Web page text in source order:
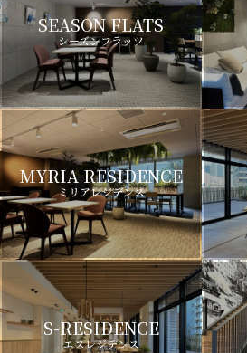
SEASON FLATS
シーズンフラッツ
MYRIA RESIDENCE
ミリアレジデンス
S-RESIDENCE
エスレジデンス